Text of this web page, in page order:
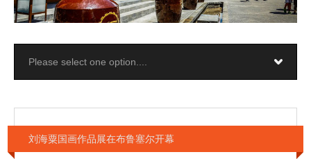
刘海粟国画作品展在布鲁塞尔开幕